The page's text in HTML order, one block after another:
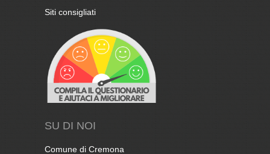
Siti consigliati
SU DI NOI
Comune di Cremona